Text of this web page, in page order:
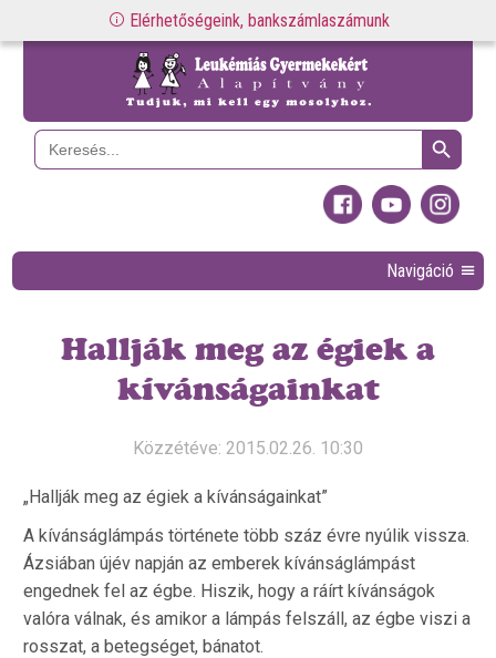
Elérhetőségeink, bankszámlaszámunk
Search
for:
Search Button
Navigáció
Hallják meg az égiek a
kívánságainkat
Közzétéve: 2015.02.26. 10:30
„Hallják meg az égiek a kívánságainkat”
A kívánságlámpás története több száz évre nyúlik vissza.
Ázsiában újév napján az emberek kívánságlámpást
engednek fel az égbe. Hiszik, hogy a ráírt kívánságok
valóra válnak, és amikor a lámpás felszáll, az égbe viszi a
rosszat, a betegséget, bánatot.